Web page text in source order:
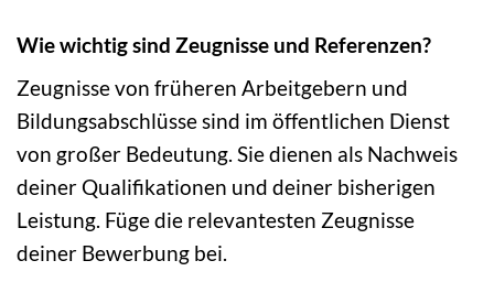
Wie wichtig sind Zeugnisse und Referenzen?
Zeugnisse von früheren Arbeitgebern und
Bildungsabschlüsse sind im öffentlichen Dienst
von großer Bedeutung. Sie dienen als Nachweis
deiner Qualifikationen und deiner bisherigen
Leistung. Füge die relevantesten Zeugnisse
deiner Bewerbung bei.